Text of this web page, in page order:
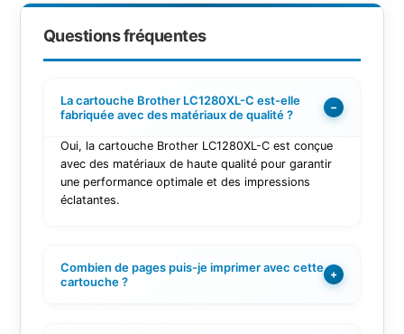
Questions fréquentes
La cartouche Brother LC1280XL-C est-elle
fabriquée avec des matériaux de qualité ?
−
Oui, la cartouche Brother LC1280XL-C est conçue
avec des matériaux de haute qualité pour garantir
une performance optimale et des impressions
éclatantes.
Combien de pages puis-je imprimer avec cette
cartouche ?
+